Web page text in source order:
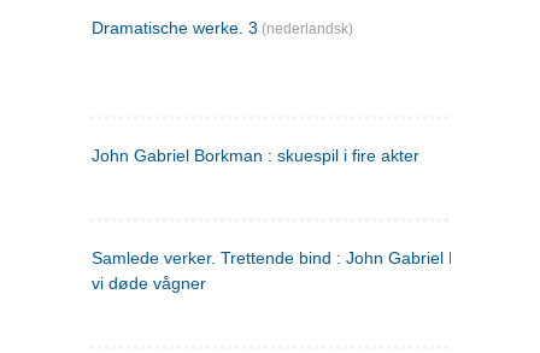
Dramatische werke. 3 (nederlandsk)
John Gabriel Borkman : skuespil i fire akter
Samlede verker. Trettende bind : John Gabriel Borkman ;
vi døde vågner